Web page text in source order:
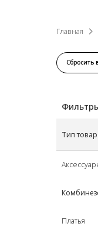
Главная
Сбросить
Тип
Платья